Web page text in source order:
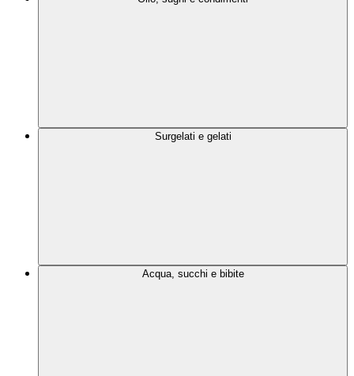
Surgelati e gelati
Acqua, succhi e bibite